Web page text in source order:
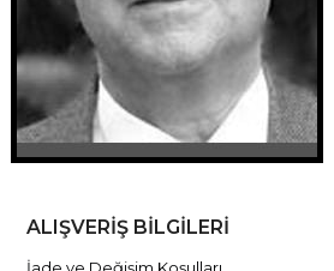
ALIŞVERİŞ BİLGİLERİ